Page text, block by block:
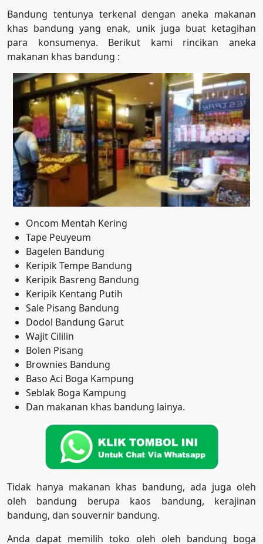
Bandung tentunya terkenal dengan aneka makanan
khas bandung yang enak, unik juga buat ketagihan
para konsumenya. Berikut kami rincikan aneka
makanan khas bandung :
Oncom Mentah Kering
Tape Peuyeum
Bagelen Bandung
Keripik Tempe Bandung
Keripik Basreng Bandung
Keripik Kentang Putih
Sale Pisang Bandung
Dodol Bandung Garut
Wajit Cililin
Bolen Pisang
Brownies Bandung
Baso Aci Boga Kampung
Seblak Boga Kampung
Dan makanan khas bandung lainya.
Tidak hanya makanan khas bandung, ada juga oleh
oleh bandung berupa kaos bandung, kerajinan
bandung, dan souvernir bandung.
Anda dapat memilih toko oleh oleh bandung boga